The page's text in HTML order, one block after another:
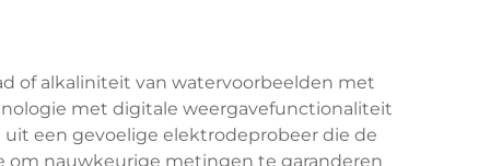
of alkaliniteit van watervoorbeelden met
met digitale weergavefunctionaliteit
een gevoelige elektrodeprobeer die de
nauwkeurige metingen te garanderen